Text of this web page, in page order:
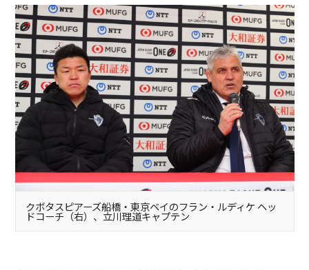
クボタスピアーズ船橋・東京ベイのフラン・ルディケ ヘッ
ドコーチ（右）、立川理道キャプテン